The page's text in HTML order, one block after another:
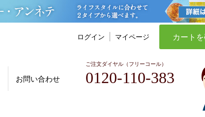
ログイン マイページ カート
お問い合わせ
ご注文ダイヤル（フリーコール）
0120-110-383